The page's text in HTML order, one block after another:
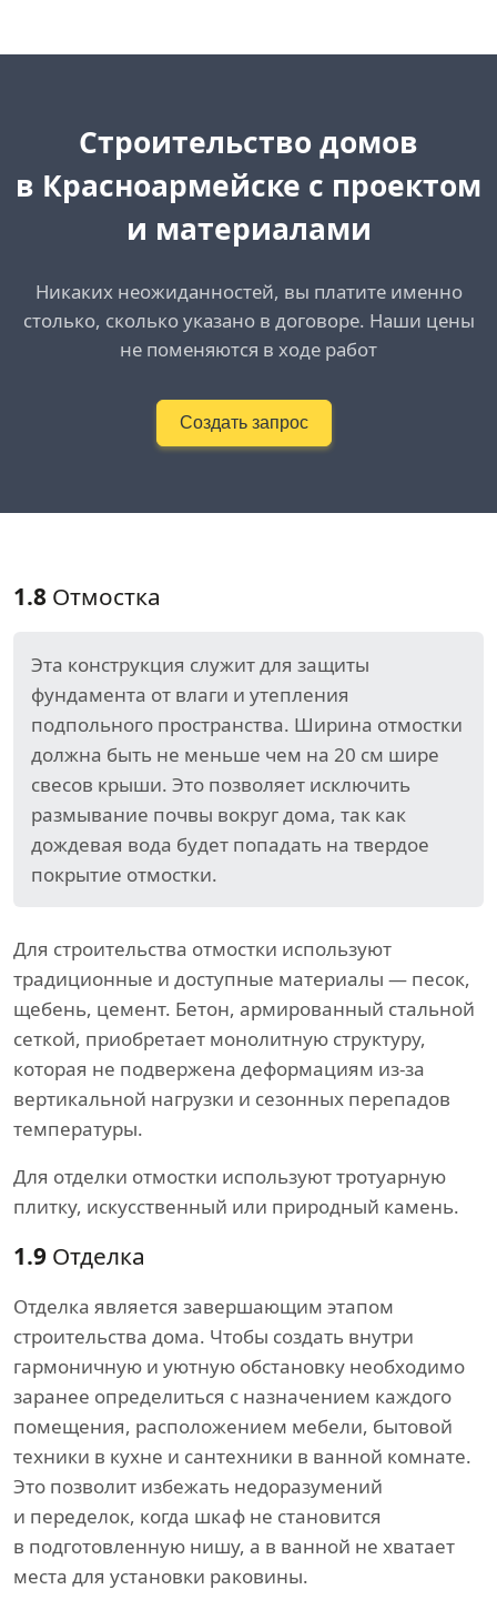
Cтроительство домов
в Красноармейске с проектом
и материалами
Никаких неожиданностей, вы платите именно
столько, сколько указано в договоре. Наши цены
не поменяются в ходе работ
Создать запрос
1.8 Отмостка
Эта конструкция служит для защиты
фундамента от влаги и утепления
подпольного пространства. Ширина отмостки
должна быть не меньше чем на 20 см шире
свесов крыши. Это позволяет исключить
размывание почвы вокруг дома, так как
дождевая вода будет попадать на твердое
покрытие отмостки.
Для строительства отмостки используют
традиционные и доступные материалы — песок,
щебень, цемент. Бетон, армированный стальной
сеткой, приобретает монолитную структуру,
которая не подвержена деформациям из-за
вертикальной нагрузки и сезонных перепадов
температуры.
Для отделки отмостки используют тротуарную
плитку, искусственный или природный камень.
1.9 Отделка
Отделка является завершающим этапом
строительства дома. Чтобы создать внутри
гармоничную и уютную обстановку необходимо
заранее определиться с назначением каждого
помещения, расположением мебели, бытовой
техники в кухне и сантехники в ванной комнате.
Это позволит избежать недоразумений
и переделок, когда шкаф не становится
в подготовленную нишу, а в ванной не хватает
места для установки раковины.